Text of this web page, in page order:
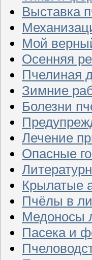
Выставка
Мой
Осенняя
Пчелиная
Зимние
Болезни
Лечение
Опасные
Крылатые
Пчёлы в
Медоносы
Пасека и